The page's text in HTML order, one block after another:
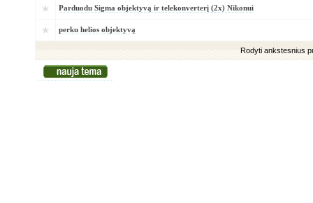
Parduodu Sigma objektyvą ir telekonverterį (2x) Nikonui
perku helios objektyvą
Rodyti ankstesnius